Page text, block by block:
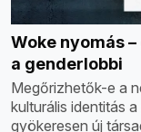
Woke nyomás
a genderlobbi
Megőrizhetők-e a
kulturális identitás
gyökeresen új